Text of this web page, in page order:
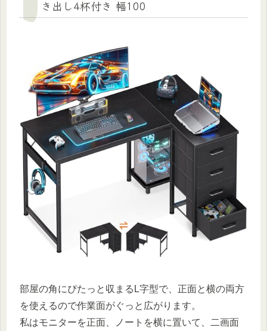
き出し4杯付き 幅100
部屋の角にぴたっと収まるL字型で、正面と横の両方
を使えるので作業面がぐっと広がります。
私はモニターを正面、ノートを横に置いて、二画面